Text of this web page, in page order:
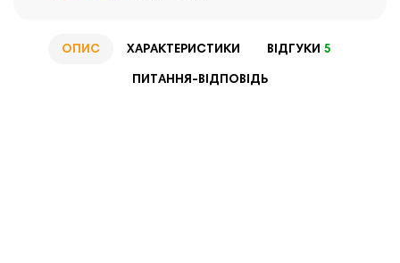
ОПИС ХАРАКТЕРИСТИКИ ВІДГУКИ 5
ПИТАННЯ-ВІДПОВІДЬ